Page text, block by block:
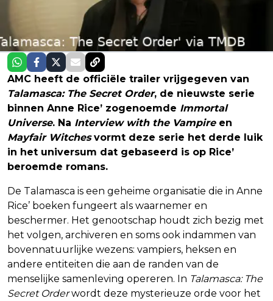
AMC heeft de officiële trailer vrijgegeven van
Talamasca: The Secret Order, de nieuwste serie
binnen Anne Rice’ zogenoemde Immortal
Universe. Na Interview with the Vampireen
Mayfair Witchesvormt deze serie het derde luik
in het universum dat gebaseerd is op Rice’
beroemde romans.
De Talamasca is een geheime organisatie die in Anne
Rice’ boeken fungeert als waarnemer en
beschermer. Het genootschap houdt zich bezig met
het volgen, archiveren en soms ook indammen van
bovennatuurlijke wezens: vampiers, heksen en
andere entiteiten die aan de randen van de
menselijke samenleving opereren. In Talamasca: The
Secret Orderwordt deze mysterieuze orde voor het